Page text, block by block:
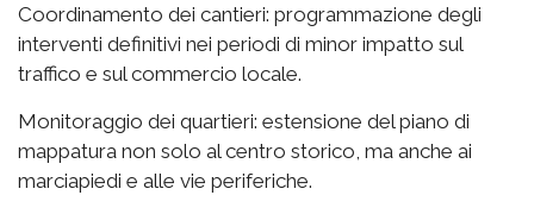
Coordinamento dei cantieri: programmazione degli
interventi definitivi nei periodi di minor impatto sul
traffico e sul commercio locale.
Monitoraggio dei quartieri: estensione del piano di
mappatura non solo al centro storico, ma anche ai
marciapiedi e alle vie periferiche.